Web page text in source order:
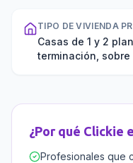
TIPO DE VIVIENDA
Casas de 1 y 2
terminación,
¿Por qué Clickie
Profesionales que